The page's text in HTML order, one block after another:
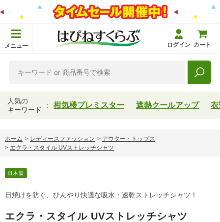
メニュー ログイン カート
人気の
キーワード
柑気楼プレミスター 遮熱クールアップ 衣
ホーム > レディースファッション > アウター・トップス
> エクラ・スタイル UVストレッチシャツ
日焼けを防ぐ、ひんやり快適な吸水・速乾ストレッチシャツ！
エクラ・スタイル UVストレッチシャツ